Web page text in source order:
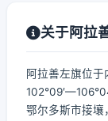
关于阿拉
阿拉善左旗位
鄂尔多斯市接壤